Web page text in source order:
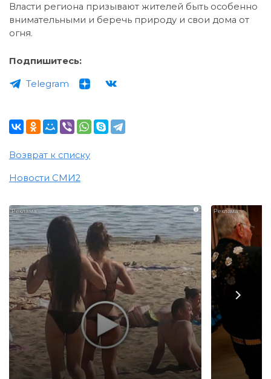
Власти региона призывают жителей быть особенно
внимательными и беречь природу и свои дома от
огня.
Подпишитесь:
Telegram
Возврат к списку
Новости СМИ2
i